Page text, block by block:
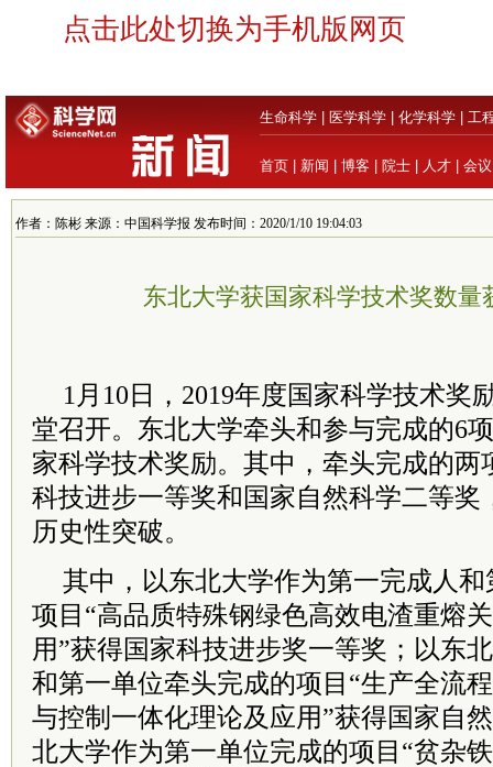
点击此处切换为手机版网页
生命科学 医学科学 化学科学 工
首页 新闻 博客 院士 人才 会议
作者：陈彬 来源：中国科学报 发布时间：2020/1/10 19:04:03
东北大学获国家科学技术奖数量
1月10日，2019年度国家科学技术奖
堂召开。东北大学牵头和参与完成的6
家科学技术奖励。其中，牵头完成的两
科技进步一等奖和国家自然科学二等奖
历史性突破。
其中，以东北大学作为第一完成人
项目“高品质特殊钢绿色高效电渣重熔
用”获得国家科技进步奖一等奖；以东
和第一单位牵头完成的项目“生产全流
与控制一体化理论及应用”获得国家自
北大学作为第一单位完成的项目“贫杂